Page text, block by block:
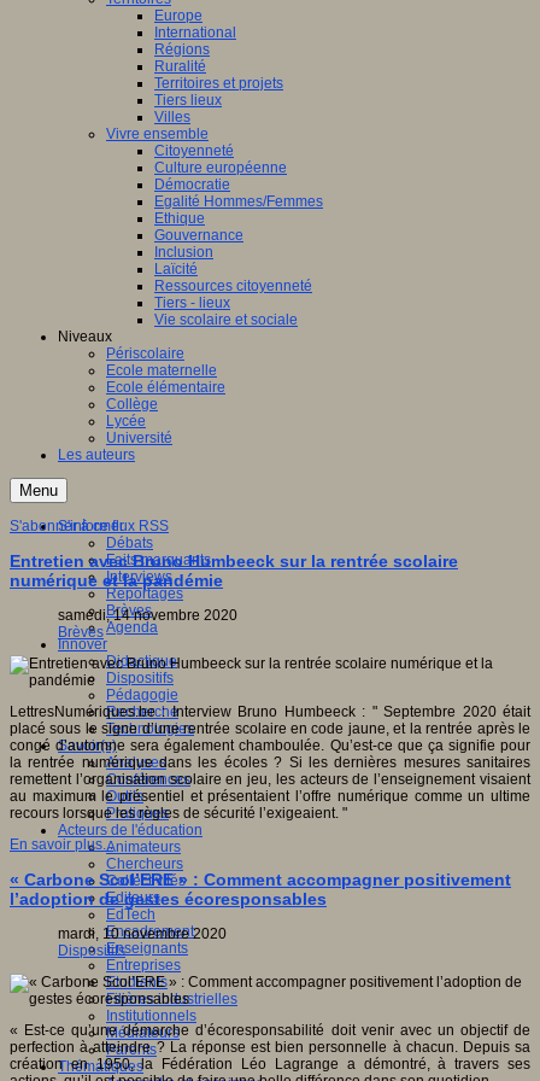
Europe
International
Régions
Ruralité
Territoires et projets
Tiers lieux
Villes
Vivre ensemble
Citoyenneté
Culture européenne
Démocratie
Egalité Hommes/Femmes
Ethique
Gouvernance
Inclusion
Laïcité
Ressources citoyenneté
Tiers - lieux
Vie scolaire et sociale
Niveaux
Périscolaire
Ecole maternelle
Ecole élémentaire
Collège
Lycée
Université
Les auteurs
Menu
S'informer
Débats
Faits marquants
Interviews
Reportages
Brèves
Agenda
Innover
Didactique
Dispositifs
Pédagogie
Recherche
Technologies
Savoir(s)
Analyses
Conférences
Outils
Pratiques
Acteurs de l'éducation
Animateurs
Chercheurs
Collectivités
Editeurs
EdTech
Encadrement
Enseignants
Entreprises
Etudiants
Filières industrielles
Institutionnels
Médiateurs
Parents
Thématiques
S'abonner à ce flux RSS
Entretien avec Bruno Humbeeck sur la rentrée scolaire
numérique et la pandémie
samedi, 14 novembre 2020
Brèves
LettresNumériques.be : Interview Bruno Humbeeck : " Septembre 2020 était
placé sous le signe d’une rentrée scolaire en code jaune, et la rentrée après le
congé d’automne sera également chamboulée. Qu’est-ce que ça signifie pour
la rentrée numérique dans les écoles ? Si les dernières mesures sanitaires
remettent l’organisation scolaire en jeu, les acteurs de l’enseignement visaient
au maximum le présentiel et présentaient l’offre numérique comme un ultime
recours lorsque les règles de sécurité l’exigeaient. "
En savoir plus...
« Carbone Scol’ERE » : Comment accompagner positivement
l’adoption de gestes écoresponsables
mardi, 10 novembre 2020
Dispositifs
« Est-ce qu’une démarche d’écoresponsabilité doit venir avec un objectif de
perfection à atteindre ? La réponse est bien personnelle à chacun. Depuis sa
création en 1950, la Fédération Léo Lagrange a démontré, à travers ses